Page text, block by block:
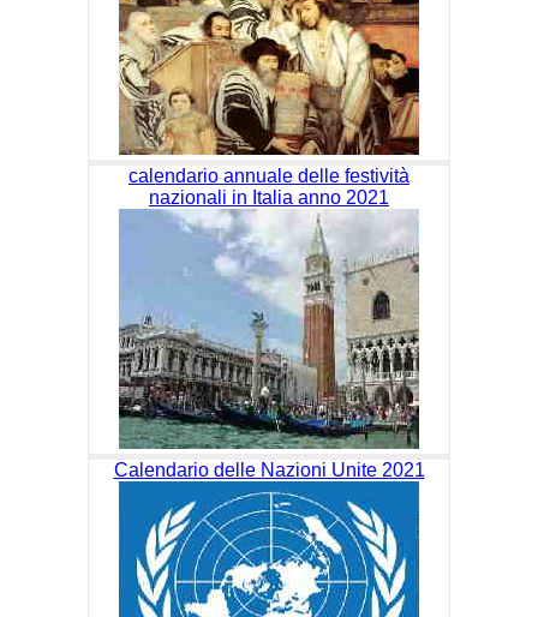
calendario annuale delle festività
nazionali in Italia anno 2021
Calendario delle Nazioni Unite 2021